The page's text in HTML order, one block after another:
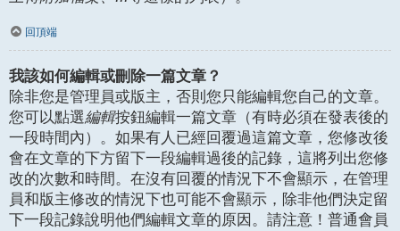
回頂端
我該如何編輯或刪除一篇文章？
除非您是管理員或版主，否則您只能編輯您自己的文章。
您可以點選編輯按鈕編輯一篇文章（有時必須在發表後的
一段時間內）。如果有人已經回覆過這篇文章，您修改後
會在文章的下方留下一段編輯過後的記錄，這將列出您修
改的次數和時間。在沒有回覆的情況下不會顯示，在管理
員和版主修改的情況下也可能不會顯示，除非他們決定留
下一段記錄說明他們編輯文章的原因。請注意！普通會員